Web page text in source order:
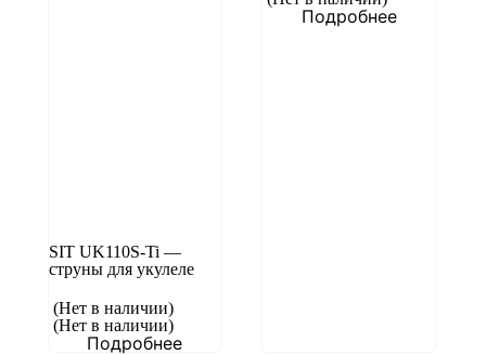
SIT UK110S-Ti —
струны для укулеле
(Нет в наличии)
(Нет в наличии)
Подробнее
Подробнее